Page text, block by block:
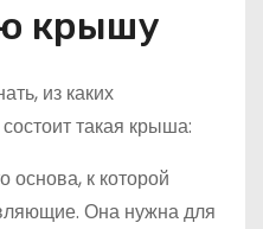
крышу
из каких
такая крыша:
основа, к которой
Она нужна для